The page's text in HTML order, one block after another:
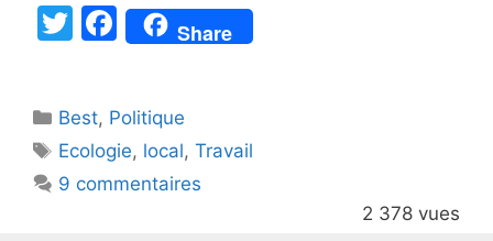
T
er
F
a
e
b
o
Share
Catégories
Best, Politique
Étiquettes
Ecologie, local,Travail
9 commentaires
2 378 vues